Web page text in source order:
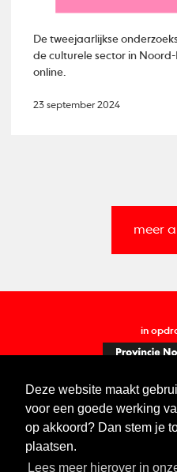
Deze website maakt
voor een goede werking
op akkoord? Dan stem je
plaatsen.
Lees meer hierover in
De tweejaarlijkse
de culturele sector in
online.
23 september 2024
meer
in
Contact Vacatures